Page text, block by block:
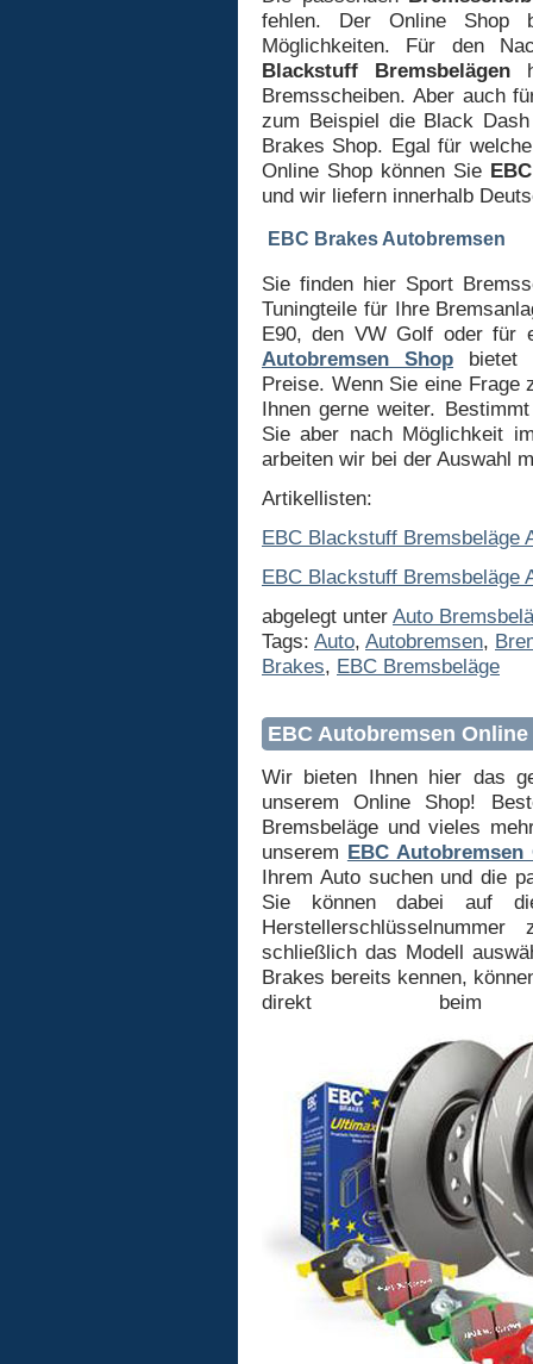
fehlen. Der Online Shop
Möglichkeiten. Für den
Blackstuff Bremsbelägen
Bremsscheiben. Aber auch
zum Beispiel die Black
Brakes Shop. Egal für
Online Shop können Sie
und wir liefern innerhalb
EBC Brakes Autobremsen
Sie finden hier Sport
Tuningteile für Ihre
E90, den VW Golf oder für
Autobremsen Shop bietet
Preise. Wenn Sie eine Frage
Ihnen gerne weiter.
Sie aber nach Möglichkeit
arbeiten wir bei der Auswahl
Artikellisten:
EBC Blackstuff Bremsbeläge
EBC Blackstuff Bremsbeläge
abgelegt unter Auto
Tags: Auto, Autobremsen,
Brakes, EBC Bremsbeläge
EBC Autobremsen
Wir bieten Ihnen hier das
unserem Online Shop!
Bremsbeläge und vieles
unserem EBC Autobremsen
Ihrem Auto suchen und die
Sie können dabei auf
schließlich das Modell
Brakes bereits kennen,
direkt beim